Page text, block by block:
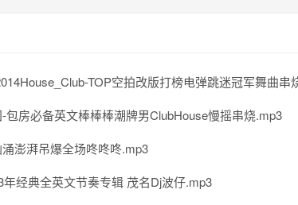
TOP空拍改版打榜电弹跳迷冠军舞曲串烧√-
包房必备英文棒棒棒潮牌男ClubHouse慢摇串烧.mp3
澎湃吊爆全场咚咚咚.mp3
年经典全英文节奏专辑 茂名Dj波仔.mp3